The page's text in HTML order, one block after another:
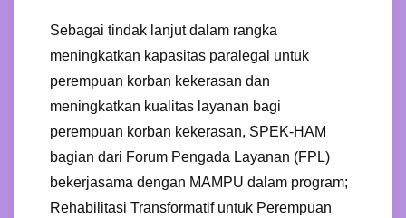
Sebagai tindak lanjut dalam rangka
meningkatkan kapasitas paralegal untuk
perempuan korban kekerasan dan
meningkatkan kualitas layanan bagi
perempuan korban kekerasan, SPEK-HAM
bagian dari Forum Pengada Layanan (FPL)
bekerjasama dengan MAMPU dalam program;
Rehabilitasi Transformatif untuk Perempuan